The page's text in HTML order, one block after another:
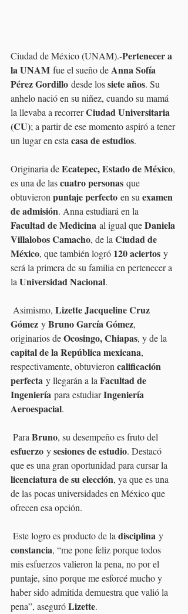
Ciudad de México (UNAM).-Pertenecer a
la UNAM fue el sueño de Anna Sofía
Pérez Gordillo desde los siete años. Su
anhelo nació en su niñez, cuando su mamá
la llevaba a recorrer Ciudad Universitaria
(CU); a partir de ese momento aspiró a tener
un lugar en esta casa de estudios.
Originaria de Ecatepec, Estado de México,
es una de las cuatro personas que
obtuvieron puntaje perfecto en su examen
de admisión. Anna estudiará en la
Facultad de Medicina al igual que Daniela
Villalobos Camacho, de la Ciudad de
México, que también logró 120 aciertos y
será la primera de su familia en pertenecer a
la Universidad Nacional.
Asimismo, Lizette Jacqueline Cruz
Gómez y Bruno García Gómez,
originarios de Ocosingo, Chiapas, y de la
capital de la República mexicana,
respectivamente, obtuvieron calificación
perfecta y llegarán a la Facultad de
Ingeniería para estudiar Ingeniería
Aeroespacial.
Para Bruno, su desempeño es fruto del
esfuerzo y sesiones de estudio. Destacó
que es una gran oportunidad para cursar la
licenciatura de su elección, ya que es una
de las pocas universidades en México que
ofrecen esa opción.
Este logro es producto de la disciplina y
constancia, “me pone feliz porque todos
mis esfuerzos valieron la pena, no por el
puntaje, sino porque me esforcé mucho y
haber sido admitida demuestra que valió la
pena”, aseguró Lizette.